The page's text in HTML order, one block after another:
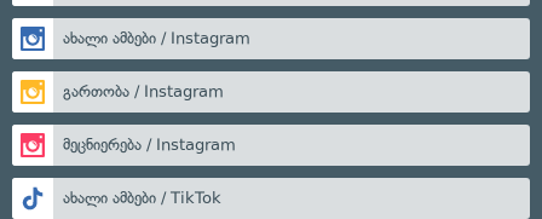
ახალი ამბები / Instagram
გართობა / Instagram
მეცნიერება / Instagram
ახალი ამბები / TikTok